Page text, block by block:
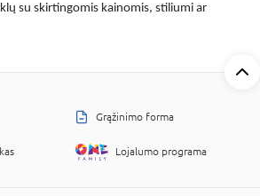
su skirtingomis kainomis, stiliumi ar
Grąžinimo forma
Lojalumo programa